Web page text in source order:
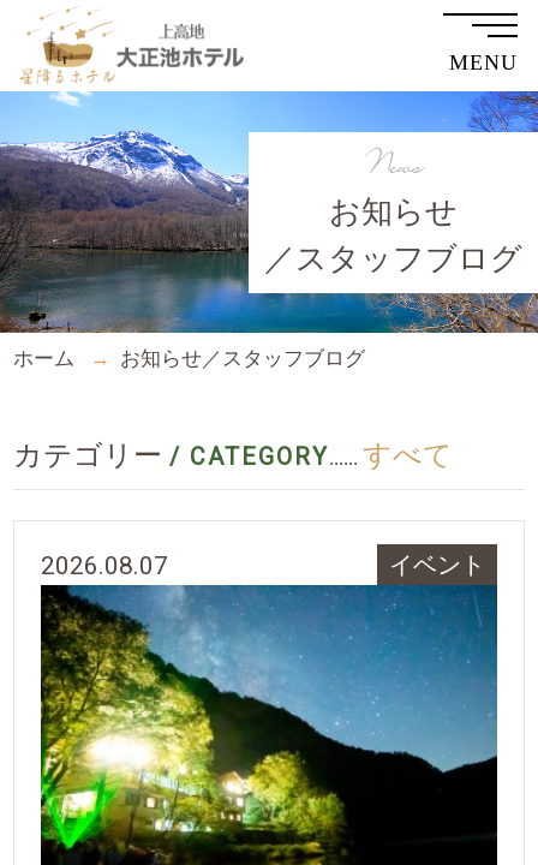
MENU
お知らせ
／スタッフブログ
News
ホーム お知らせ／スタッフブログ
カテゴリー / CATEGORY...... すべて
2026.08.07 イベント